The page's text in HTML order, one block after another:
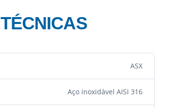
TÉCNICAS
ASX
Aço inoxidável AISI 316